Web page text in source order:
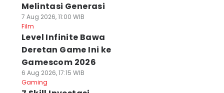
Melintasi Generasi
7 Aug 2026, 11:00 WIB
Film
Level Infinite Bawa
Deretan Game Ini ke
Gamescom 2026
6 Aug 2026, 17:15 WIB
Gaming